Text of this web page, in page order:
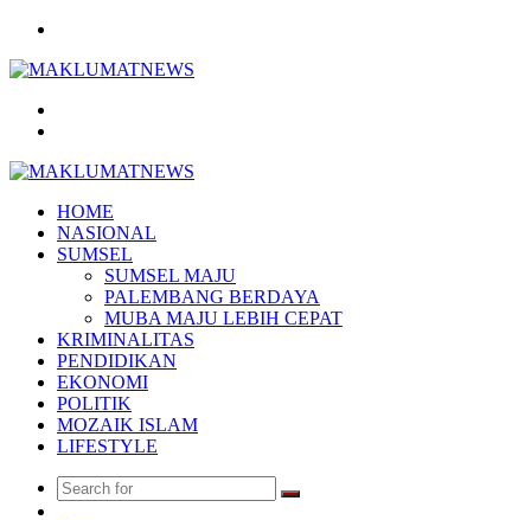
HOME
NASIONAL
SUMSEL
SUMSEL MAJU
PALEMBANG BERDAYA
MUBA MAJU LEBIH CEPAT
KRIMINALITAS
PENDIDIKAN
EKONOMI
POLITIK
MOZAIK ISLAM
LIFESTYLE
Search